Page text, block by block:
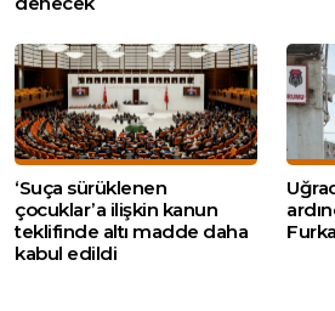
‘Suça sürüklenen
çocuklar’a ilişkin kanun
teklifinde altı madde daha
kabul edildi